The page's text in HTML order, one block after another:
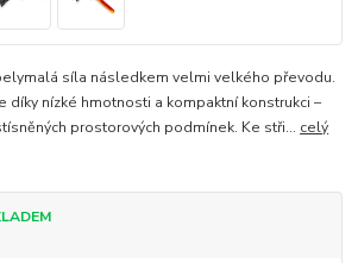
síla následkem velmi velkého převodu.
díky nízké hmotnosti a kompaktní konstrukci –
prostorových podmínek. Ke stři... celý